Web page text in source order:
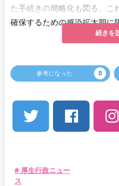
た手続きの簡略化も図る。こ
確保するための感染拡大期に
続きを
参考になった 0
# 厚生行政ニュー
ス